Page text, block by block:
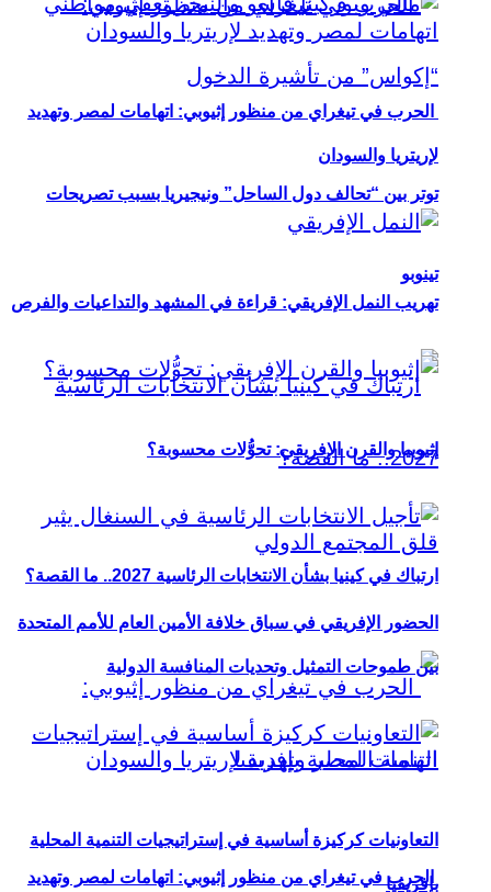
توتر بين “تحالف دول الساحل” ونيجيريا بسبب تصريحات
تينوبو
ارتباك في كينيا بشأن الانتخابات الرئاسية 2027.. ما القصة؟
الحرب في تيغراي من منظور إثيوبي: اتهامات لمصر وتهديد
الحرب في تيغراي من منظور إثيوبي: اتهامات لمصر وتهديد
لإريتريا والسودان
تهريب النمل الإفريقي: قراءة في المشهد والتداعيات والفرص
إثيوبيا والقرن الإفريقي: تحوُّلات محسوبة؟
الحضور الإفريقي في سباق خلافة الأمين العام للأمم المتحدة
بين طموحات التمثيل وتحديات المنافسة الدولية
التعاونيات كركيزة أساسية في إستراتيجيات التنمية المحلية
بإفريقيا